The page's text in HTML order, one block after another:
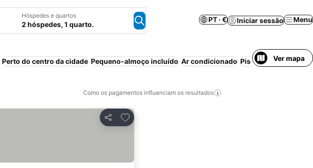
Hóspedes e quartos
2 hóspedes, 1 quarto.
PT · € Iniciar sessão Menu
Perto do centro da cidade Pequeno-almoço incluído Ar condicionado Piscina Ver mapa
Como os pagamentos influenciam os resultados
Partilhar
Adicionar aos favoritos